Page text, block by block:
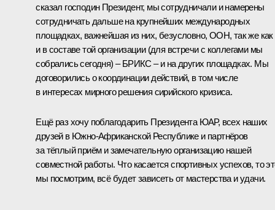
сказал господин Президент, мы сотрудничали и намерены
сотрудничать дальше на крупнейших международных
площадках, важнейшая из них, безусловно, ООН, так же как
и в составе той организации (для встречи с коллегами мы
собрались сегодня) – БРИКС – и на других площадках. Мы
договорились о координации действий, в том числе
в интересах мирного решения сирийского кризиса.
Ещё раз хочу поблагодарить Президента ЮАР, всех наших
друзей в Южно-Африканской Республике и партнёров
за тёплый приём и замечательную организацию нашей
совместной работы. Что касается спортивных успехов, то
мы посмотрим, всё будет зависеть от мастерства и удачи.